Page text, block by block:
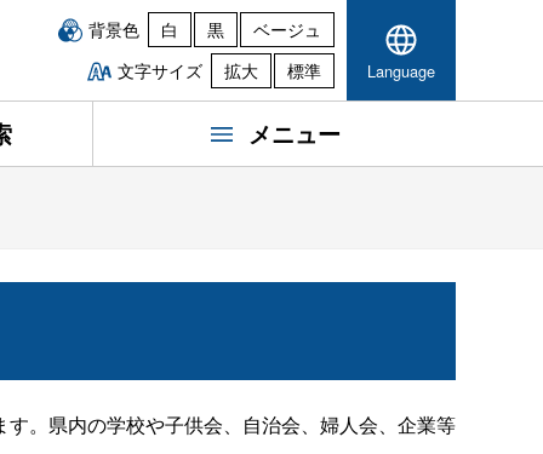
背景色 白 黒
ベージュ
文字サイズ
拡大 標準 Language
メニュー
。県内の学校や子供会、自治会、婦人会、企業等